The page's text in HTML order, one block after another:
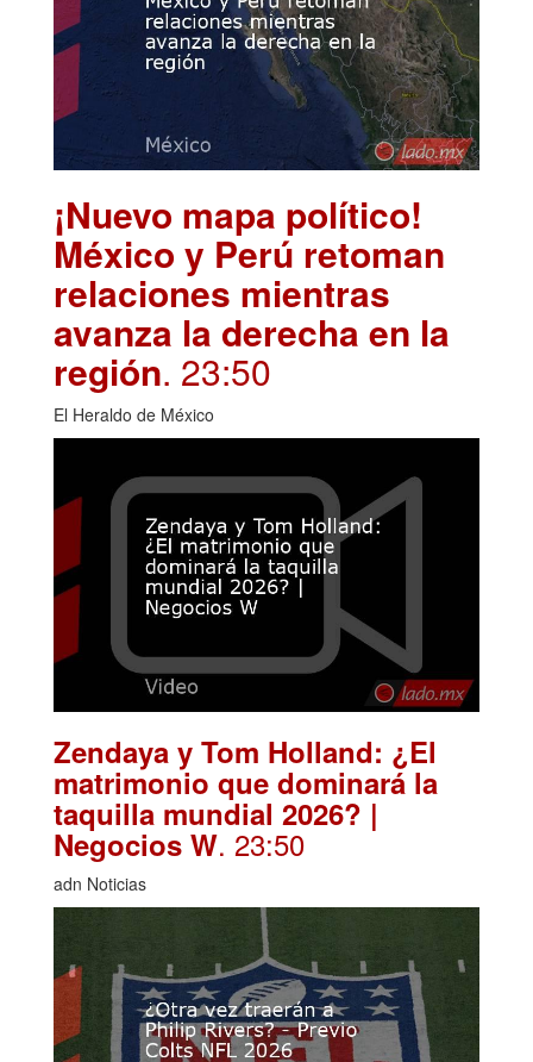
¡Nuevo mapa político!
México y Perú retoman
relaciones mientras
avanza la derecha en la
región. 23:50
El Heraldo de México
Zendaya y Tom Holland: ¿El
matrimonio que dominará la
taquilla mundial 2026? |
Negocios W. 23:50
adn Noticias